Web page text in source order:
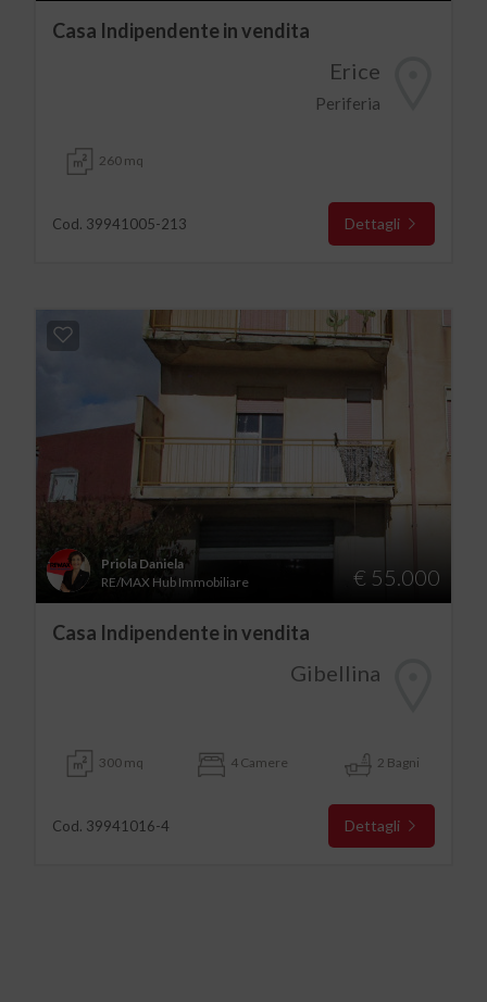
Casa Indipendente in vendita
Erice
Periferia
260 mq
Cod. 39941005-213 Dettagli
Priola Daniela
RE/MAX Hub Immobiliare
€ 55.000
Casa Indipendente in vendita
Gibellina
300 mq 4 Camere 2 Bagni
Cod. 39941016-4 Dettagli